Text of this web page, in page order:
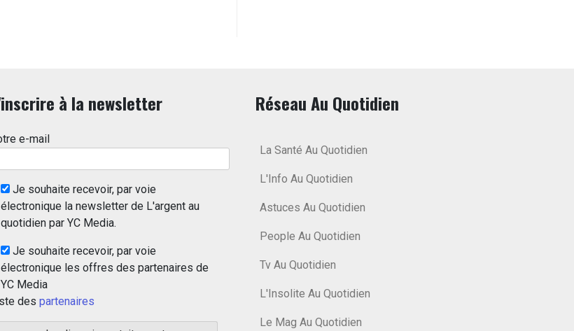
à la newsletter
e-mail
Je souhaite recevoir, par voie
électronique la newsletter de L'argent au
quotidien par YC Media.
Je souhaite recevoir, par voie
électronique les offres des partenaires de
YC Media
des partenaires
Réseau Au Quotidien
La Santé Au Quotidien
L'Info Au Quotidien
Astuces Au Quotidien
People Au Quotidien
Tv Au Quotidien
L'Insolite Au Quotidien
Le Mag Au Quotidien